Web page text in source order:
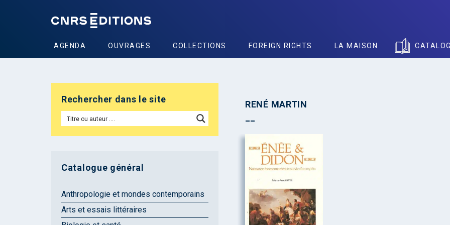
AGENDA OUVRAGES COLLECTIONS FOREIGN RIGHTS LA MAISON
RENÉ MARTIN
Rechercher dans le site
Catalogue général
Anthropologie et mondes contemporains
Arts et essais littéraires